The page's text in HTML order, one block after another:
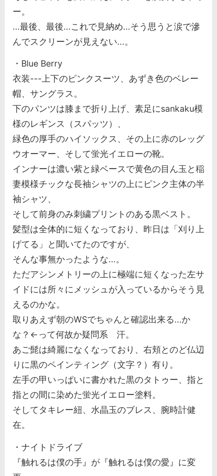
ー。
...最後、最後...これで見納め...そう思うと涙で滲
んでスクリーンが見えない...。
・Blue Berry
衣装---上下のピンクスーツ、あずき色のベレー
帽、サングラス。
下のパンツは膝まで折り上げ、素足にsankaku模
様のレギンス（スパッツ）、
緑色の厚手のハイソックス、その上に赤のレッグ
ウオーマー、そして蛍光イエローの靴。
インナーは濃い紫と緑ベースで黄色の目ん玉と稲
妻模様チックな長袖シャツの上にピンク主体の半
袖シャツ、
そして前身のみ刺繍プリントのある黒ベスト。
髪型は全体的に短くなっており、昨日は「刈り上
げてる」と聞いてたのですが、
そんな事無かったような...。
ただアシンメトリーの上に極端に短くなった左サ
イドには所々にメッシュが入っているからそう見
えるのかな。
取りあえず朝のWSでちゃんと確認出来る...か
な？←って何故か疑問系 汗。
あご髭は綺麗になくなっており、右頬とのど仏辺
りに黒のペインティング（文字？）有り。
左手の甲いっぱいに書かれた黒のタトゥー、指と
指との間に染めた蛍光イエロー塗料。
そしてタキレー紐、水晶玉のブレス、腕時計健
在。
・ナイトドライブ
『触れるは僕の手』が『触れるは僕の愛』に変